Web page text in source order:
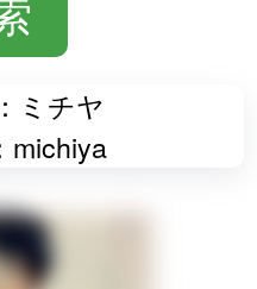
ミチヤ
michiya